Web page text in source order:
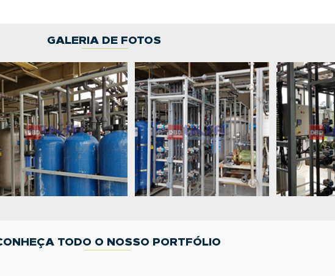
GALERIA DE FOTOS
TODO O NOSSO PORTFÓLIO